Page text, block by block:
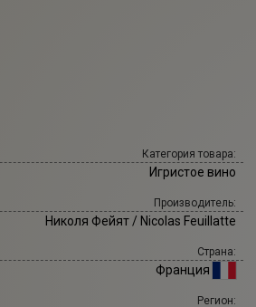
Категория товара:
Игристое вино
Производитель:
Николя Фейят / Nicolas Feuillatte
Страна:
Франция
Регион: